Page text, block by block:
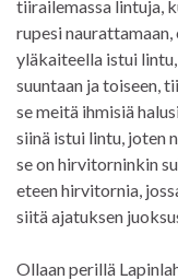
tiirailemassa lintuja,
rupesi naurattamaan,
yläkaiteella istui
suuntaan ja toiseen,
se meitä ihmisiä
siinä istui lintu, joten
se on hirvitorninkin
eteen hirvitornia,
siitä ajatuksen
Ollaan perillä